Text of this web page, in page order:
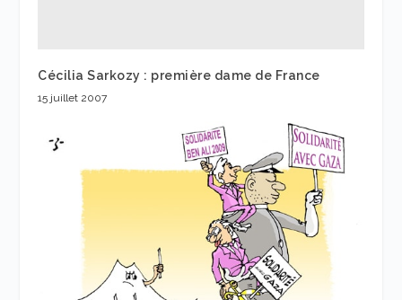
Cécilia Sarkozy : première dame de France
15 juillet 2007